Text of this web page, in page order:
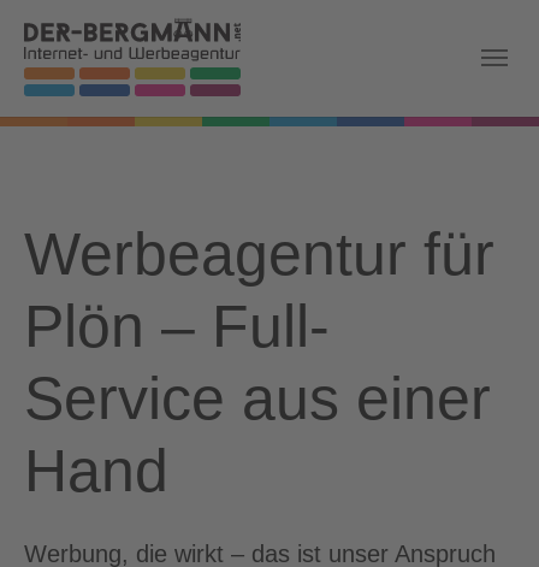
Skip to main navigation
Zum Hauptinhalt springen
Skip to page footer
Werbeagentur für
Plön – Full-
Service aus einer
Hand
Werbung, die wirkt – das ist unser Anspruch